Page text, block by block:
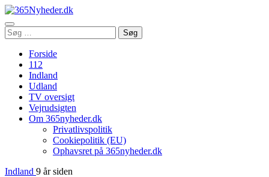
Åbn
menu
Søg
efter:
Søg
Forside
112
Indland
Udland
TV oversigt
Vejrudsigten
Om 365nyheder.dk
Privatlivspolitik
Cookiepolitik (EU)
Ophavsret på 365nyheder.dk
Indland 9 år siden